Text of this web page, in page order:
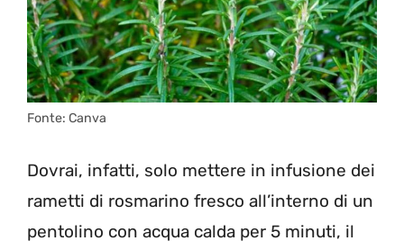
Fonte: Canva
Dovrai, infatti, solo mettere in infusione dei
rametti di rosmarino fresco all’interno di un
pentolino con acqua calda per 5 minuti, il